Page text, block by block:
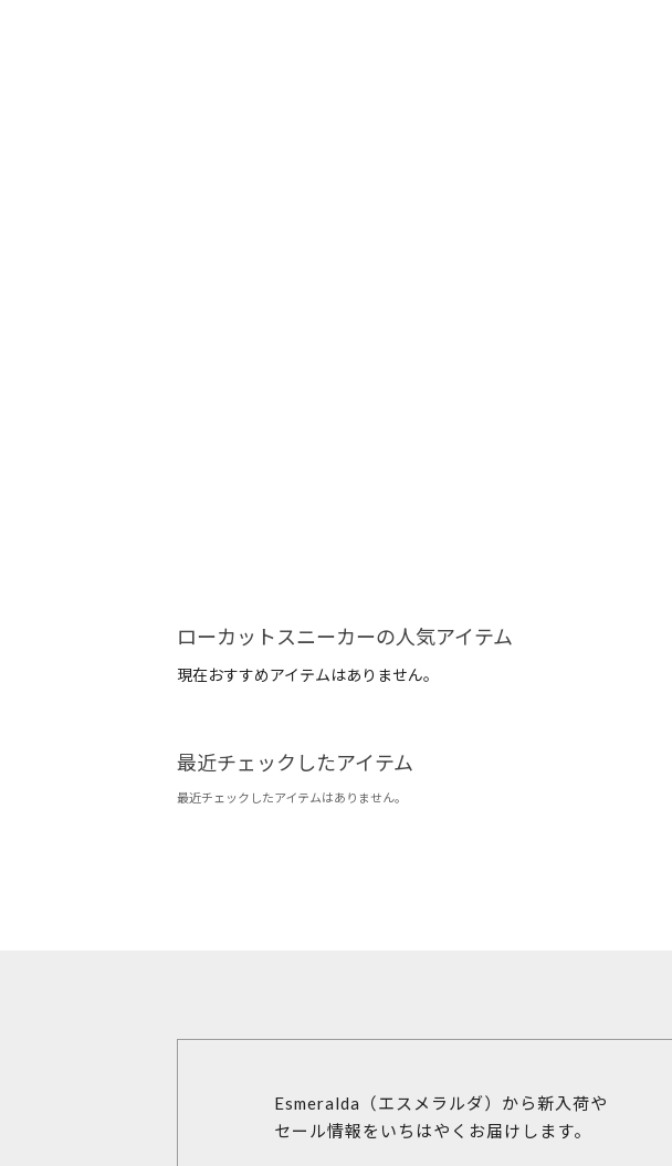
ローカットスニーカーの人気アイテム
現在おすすめアイテムはありません。
最近チェックしたアイテム
最近チェックしたアイテムはありません。
Esmeralda（エスメラルダ）から新入荷や
セール情報をいちはやくお届けします。